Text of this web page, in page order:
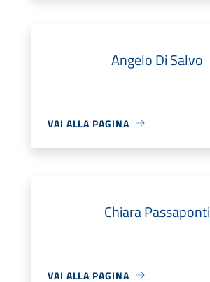
Angelo Di Salvo
VAI ALLA PAGINA
Chiara Passaponti
VAI ALLA PAGINA